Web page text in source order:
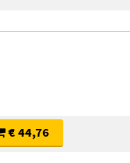
€ 44,76